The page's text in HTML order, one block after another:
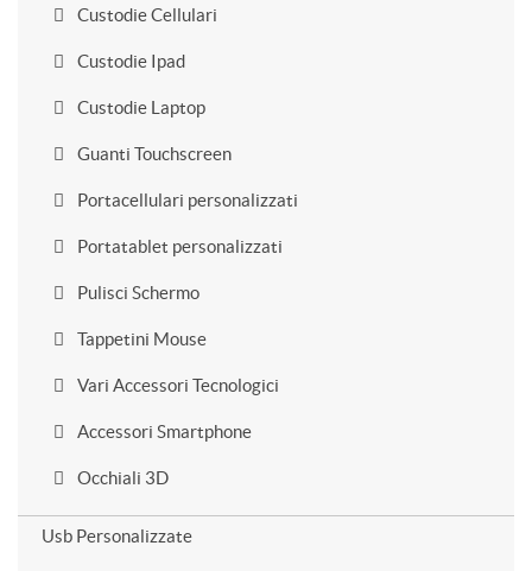
Custodie Cellulari
Custodie Ipad
Custodie Laptop
Guanti Touchscreen
Portacellulari personalizzati
Portatablet personalizzati
Pulisci Schermo
Tappetini Mouse
Vari Accessori Tecnologici
Accessori Smartphone
Occhiali 3D
Usb Personalizzate